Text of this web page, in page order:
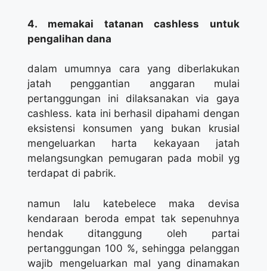
4. memakai tatanan cashless untuk
pengalihan dana
dalam umumnya cara yang diberlakukan
jatah penggantian anggaran mulai
pertanggungan ini dilaksanakan via gaya
cashless. kata ini berhasil dipahami dengan
eksistensi konsumen yang bukan krusial
mengeluarkan harta kekayaan jatah
melangsungkan pemugaran pada mobil yg
terdapat di pabrik.
namun lalu katebelece maka devisa
kendaraan beroda empat tak sepenuhnya
hendak ditanggung oleh partai
pertanggungan 100 %, sehingga pelanggan
wajib mengeluarkan mal yang dinamakan